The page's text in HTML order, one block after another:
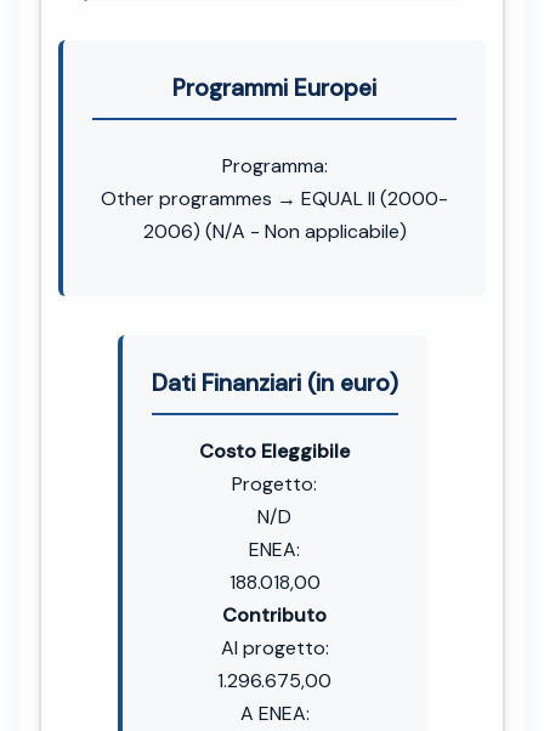
Programmi Europei
Programma:
Other programmes → EQUAL II (2000-
2006) (N/A - Non applicabile)
Dati Finanziari (in euro)
Costo Eleggibile
Progetto:
N/D
ENEA:
188.018,00
Contributo
Al progetto:
1.296.675,00
A ENEA: